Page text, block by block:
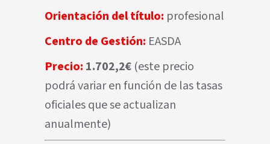
Orientación del título: profesional
Centro de Gestión: EASDA
Precio: 1.702,2€ (este precio
podrá variar en función de las tasas
oficiales que se actualizan
anualmente)